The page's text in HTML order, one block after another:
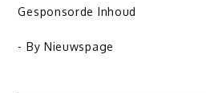
Gesponsorde Inhoud
- By Nieuwspage